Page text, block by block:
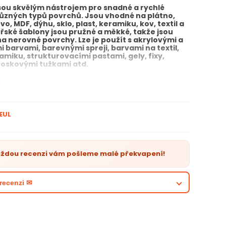
skvělým nástrojem pro snadné a rychlé
typů povrchů. Jsou vhodné na plátno,
MDF, dýhu, sklo, plast, keramiku, kov, textil a
šablonyjsou pružné a měkké, takže jsou
nerovné povrchy. Lze je použít s akrylovými a
barvami, barevnými spreji, barvami na textil,
strukturovacími pastami, gely, fixy,
tužkami atd.
aby se nedostala pod šablonu. Vhodné pro
nebo špachtlí. Pár minut po nanesení
opatrně sejměte a následně omyjte, aby byla
na další použití. Dodejte svému uměleckému dílu
pomocí této umělecké šablony a vytvořte nové
recenzi vám pošleme malé překvapení!
✉